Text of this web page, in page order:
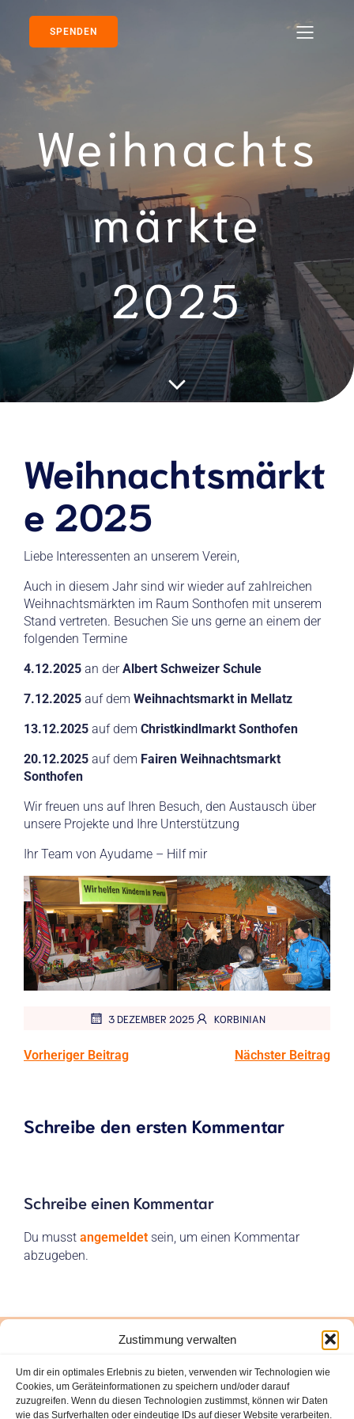
Zustimmung verwalten
Um dir ein optimales Erlebnis zu bieten, verwenden wir Technologien wie
Cookies, um Geräteinformationen zu speichern und/oder darauf
zuzugreifen. Wenn du diesen Technologien zustimmst, können wir Daten
wie das Surfverhalten oder eindeutige IDs auf dieser Website verarbeiten.
SPENDEN
Weihnachts
märkte
2025
Weihnachtsmärkt
e 2025
Liebe Interessenten an unserem Verein,
Auch in diesem Jahr sind wir wieder auf zahlreichen
Weihnachtsmärkten im Raum Sonthofen mit unserem
Stand vertreten. Besuchen Sie uns gerne an einem der
folgenden Termine
4.12.2025 an derAlbert Schweizer Schule
7.12.2025 auf dem Weihnachtsmarkt in Mellatz
13.12.2025 auf dem Christkindlmarkt Sonthofen
20.12.2025 auf dem Fairen Weihnachtsmarkt
Sonthofen
Wir freuen uns auf Ihren Besuch, den Austausch über
unsere Projekte und Ihre Unterstützung
Ihr Team von Ayudame – Hilf mir
3 DEZEMBER 2025 KORBINIAN
Vorheriger Beitrag Nächster Beitrag
Schreibe den ersten Kommentar
Schreibe einen Kommentar
Du musst angemeldet sein, um einen Kommentar
abzugeben.
"Ayúdame-Hilf mir" Sonthofen e.V.